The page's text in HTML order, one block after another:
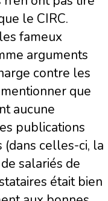
le CIRC.
fameux
arguments
contre les
que
aucune
publications
(dans celles-ci, la
salariés de
était bien